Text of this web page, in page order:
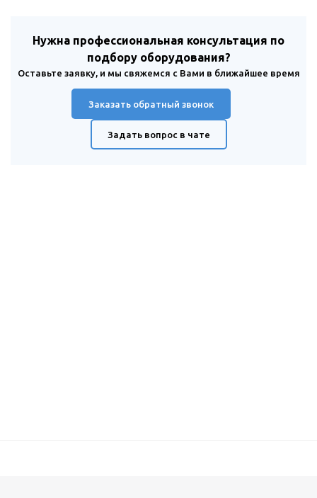
Нужна профессиональная консультация по
подбору оборудования?
Оставьте заявку, и мы свяжемся с Вами в ближайшее время
Заказать обратный звонок
Задать вопрос в чате